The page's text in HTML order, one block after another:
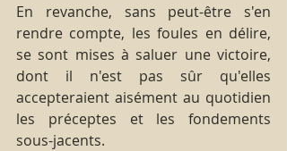
En revanche, sans peut-être s'en
rendre compte, les foules en délire,
se sont mises à saluer une victoire,
dont il n'est pas sûr qu'elles
accepteraient aisément au quotidien
les préceptes et les fondements
sous-jacents.